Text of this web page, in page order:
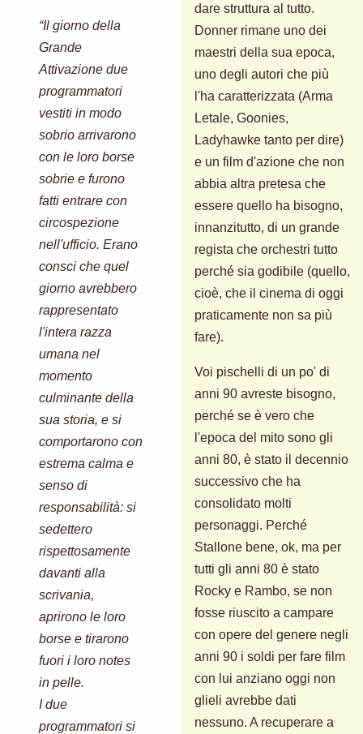
“Il giorno della
Grande
Attivazione due
programmatori
vestiti in modo
sobrio arrivarono
con le loro borse
sobrie e furono
fatti entrare con
circospezione
nell'ufficio. Erano
consci che quel
giorno avrebbero
rappresentato
l'intera razza
umana nel
momento
culminante della
sua storia, e si
comportarono con
estrema calma e
senso di
responsabilità: si
sedettero
rispettosamente
davanti alla
scrivania,
aprirono le loro
borse e tirarono
fuori i loro notes
in pelle.
I due
programmatori si
dare struttura al tutto.
Donner rimane uno dei
maestri della sua epoca,
uno degli autori che più
l'ha caratterizzata (Arma
Letale, Goonies,
Ladyhawke tanto per dire)
e un film d'azione che non
abbia altra pretesa che
essere quello ha bisogno,
innanzitutto, di un grande
regista che orchestri tutto
perché sia godibile (quello,
cioè, che il cinema di oggi
praticamente non sa più
fare).
Voi pischelli di un po' di
anni 90 avreste bisogno,
perché se è vero che
l'epoca del mito sono gli
anni 80, è stato il decennio
successivo che ha
consolidato molti
personaggi. Perché
Stallone bene, ok, ma per
tutti gli anni 80 è stato
Rocky e Rambo, se non
fosse riuscito a campare
con opere del genere negli
anni 90 i soldi per fare film
con lui anziano oggi non
glieli avrebbe dati
nessuno. A recuperare a